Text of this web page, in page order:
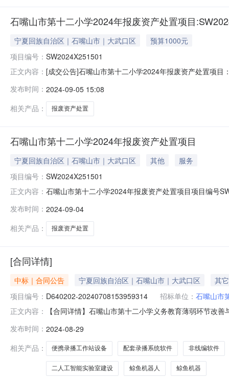
石嘴山市第十二小学2024年报废资产处置项目
宁夏回族自治区｜石嘴山市｜大武口区
预算1000元
项目编号： SW2024X251501
正文内容： [成交公告]石嘴山市第十二小学2024年报废资产处置项
发布时间： 2024-09-05 15:08
相关产品：
报废资产处置
石嘴山市第十二小学2024年报废资产处置项目
宁夏回族自治区｜石嘴山市｜大武口区 其他
服务
项目编号： SW2024X251501
正文内容： 石嘴山市第十二小学2024年报废资产处置项目项目编号
发布时间： 2024-09-04
相关产品：
报废资产处置
[合同详情]
中标｜合同公告 宁夏回族自治区｜石嘴山市｜大武口区
其它
项目编号： D640202-20240708153959314 招标单位： 石嘴山市
正文内容：
【合同详情】石嘴山市第十二小学义务教育薄弱环节改
方）：石嘴山市第十二小学地址：石嘴山市大武口区朝
发布时间： 2024-08-29
相关产品：
便携录播工作站设备 配套录播系统软件 非线编软件
二人工智能实验室建设 鲸鱼机器人 鲸鱼机器